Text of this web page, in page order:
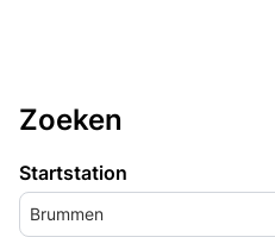
Zoeken
Startstation
Brummen